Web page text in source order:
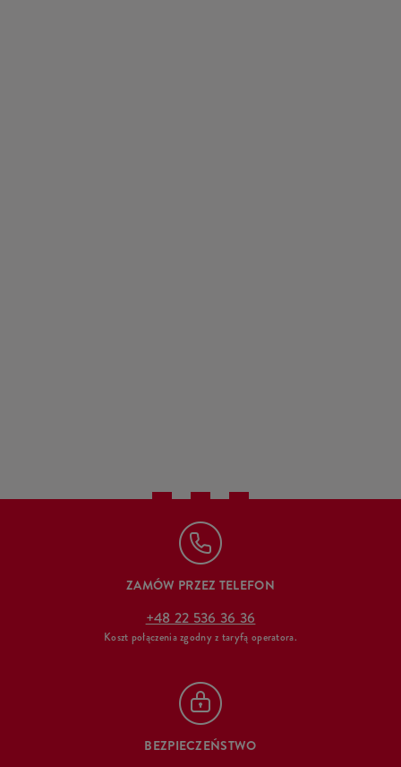
ZAMÓW PRZEZ TELEFON
+48 22 536 36 36
Koszt połączenia zgodny z taryfą operatora.
BEZPIECZEŃSTWO